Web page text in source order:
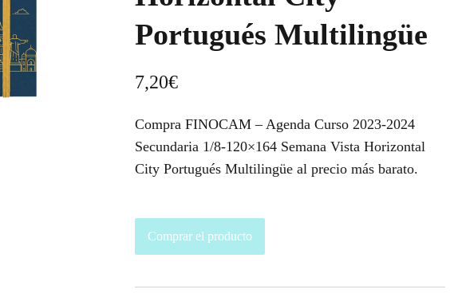
Portugués Multilingüe
7,20€
Compra FINOCAM – Agenda Curso 2023-2024
Secundaria 1/8-120×164 Semana Vista Horizontal
City Portugués Multilingüe al precio más barato.
Comprar el producto